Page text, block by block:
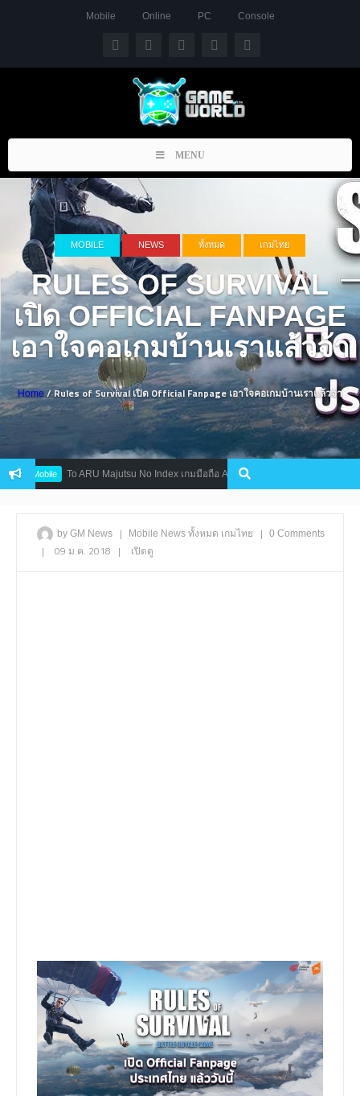
Mobile Online PC Console
Toggle
navigation
MENU
MOBILE NEWS ทั้งหมด เกมไทย
RULES OF SURVIVAL
เปิด OFFICIAL FANPAGE
เอาใจคอเกมบ้านเราแล้วจ้า
Home/ Rules of Survival เปิด Official Fanpage เอาใจคอเกมบ้านเราแล้วจ้า
Mobile To ARU Majutsu No Index เกมมือถือ ARPG สุดมันส์จากการ์ตูนดัง เปิดให้บ
by GM News | Mobile News ทั้งหมด เกมไทย | 0 Comments
| 09 ม.ค. 2018 | เปิดดู